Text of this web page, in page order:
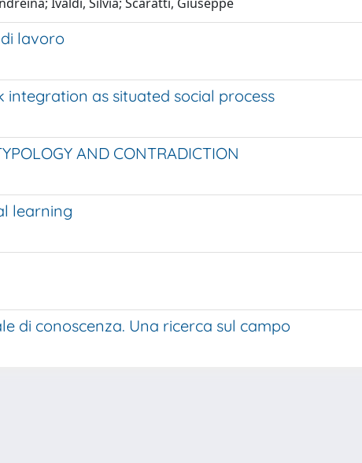
lavoro
as situated social process
AND CONTRADICTION
learning
di conoscenza. Una ricerca sul campo